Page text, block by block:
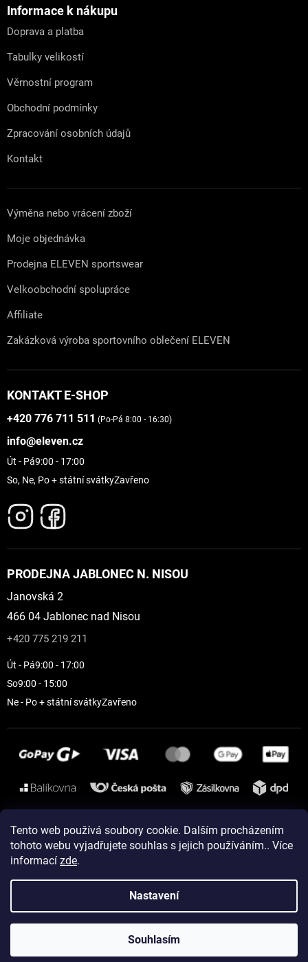
Tento web používá soubory cookie. Dalším procházením
tohoto webu vyjadřujete souhlas s jejich používáním.. Více
informací zde.
Nastavení
Souhlasím
Informace k nákupu
Doprava a platba
Tabulky velikostí
Věrnostní program
Obchodní podmínky
Zpracování osobních údajů
Kontakt
Výměna nebo vrácení zboží
Moje objednávka
Prodejna ELEVEN sportswear
Velkoobchodní spolupráce
Affiliate
Zakázková výroba sportovního oblečení ELEVEN
KONTAKT E-SHOP
+420 776 711 511 (Po-Pá 8:00 - 16:30)
info@eleven.cz
Út - Pá9:00 - 17:00
So, Ne, Po + státní svátkyZavřeno
PRODEJNA JABLONEC N. NISOU
Janovská 2
466 04 Jablonec nad Nisou
+420 775 219 211
Út - Pá9:00 - 17:00
So9:00 - 15:00
Ne - Po + státní svátkyZavřeno
Instagram
Vytvořil Shoptet
Copyright 2026ELEVEN sportswear. Všechna práva vyhrazena.
Upravit nastavení cookies